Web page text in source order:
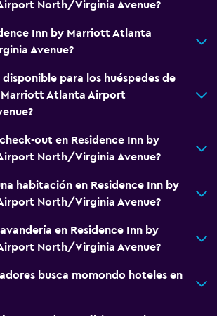
satélite
tintorería
North/Virginia Avenue?
Inn by Marriott Atlanta
Avenue?
disponible para los huéspedes de
Marriott Atlanta Airport
out en Residence Inn by
North/Virginia Avenue?
habitación en Residence Inn by
North/Virginia Avenue?
en Residence Inn by
North/Virginia Avenue?
busca momondo hoteles en